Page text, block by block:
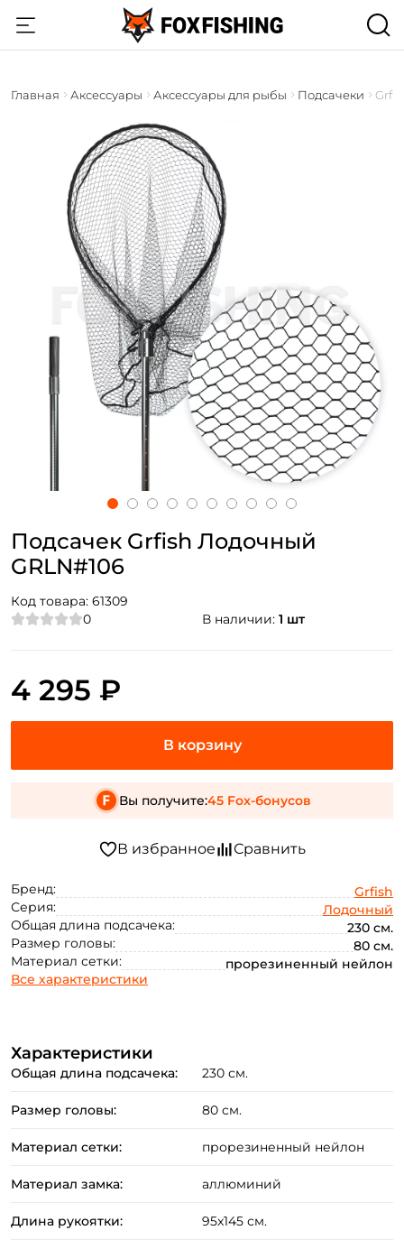
Главная Аксессуары Аксессуары для рыбы Подсачеки
Подсачек Grfish Лодочный
GRLN#106
Код товара: 61309
0
В наличии: 1 шт
Бренд:
Grfish
Серия:
Лодочный
Общая длина подсачека:
230 см.
Размер головы:
80 см.
Материал сетки:
прорезиненный нейлон
Все характеристики
4 295 ₽
Вы получите:45 Fox-бонусов
Характеристики
Общая длина подсачека: 230 см.
Размер головы: 80 см.
Материал сетки: прорезиненный нейлон
Материал замка: аллюминий
Длина рукоятки: 95x145 см.